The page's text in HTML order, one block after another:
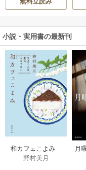
伝～
小説・実用書の最新刊
和カフェこよみ
五月くんの夏のお
野村美月
月